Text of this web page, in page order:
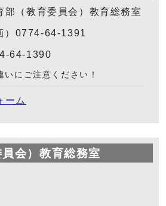
部（教育委員会）教育総務室
）0774-64-1391
64-1390
いにご注意ください！
ーム
会）教育総務室